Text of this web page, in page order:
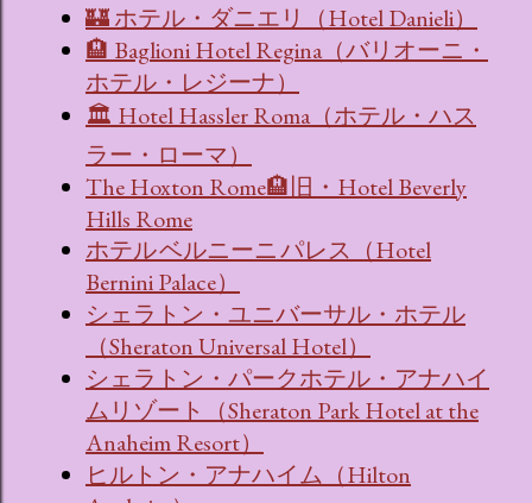
🏰 ホテル・ダニエリ（Hotel Danieli）
🏨 Baglioni Hotel Regina（バリオーニ・
ホテル・レジーナ）
🏛 Hotel Hassler Roma（ホテル・ハス
ラー・ローマ）
The Hoxton Rome🏨旧・Hotel Beverly
Hills Rome
ホテル ベルニーニ パレス（Hotel
Bernini Palace）
シェラトン・ユニバーサル・ホテル
（Sheraton Universal Hotel）
シェラトン・パークホテル・アナハイ
ムリゾート（Sheraton Park Hotel at the
Anaheim Resort）
ヒルトン・アナハイム（Hilton